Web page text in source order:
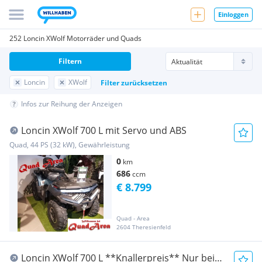
Einloggen
252 Loncin XWolf Motorräder und Quads
Loncin XWolf Filter zurücksetzen
Filtern
Infos zur Reihung der Anzeigen
Loncin XWolf 700 L mit Servo und ABS
Quad, 44 PS (32 kW), Gewährleistung
0 km
686ccm
Quad - Area
2604 Theresienfeld
€ 8.799
Loncin XWolf 700 L **Knallerpreis** Nur bei